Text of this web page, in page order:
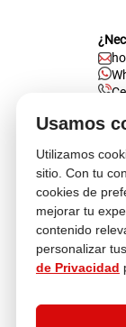
Usamos
Utilizamos
sitio. Con tu
cookies de
mejorar tu
contenido
personalizar
de Privacidad
L-